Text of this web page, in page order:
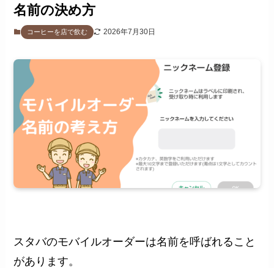
名前の決め方
コーヒーを店で飲む 2026年7月30日
スタバのモバイルオーダーは名前を呼ばれること
があります。